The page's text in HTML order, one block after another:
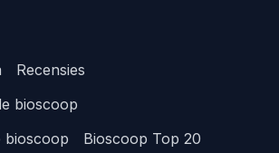
Recensies
bioscoop
bioscoop
Bioscoop Top 20